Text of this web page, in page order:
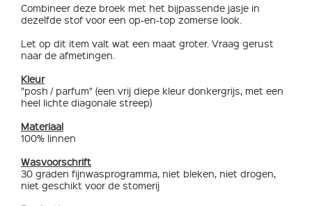
Combineer deze broek met het bijpassende jasje in
dezelfde stof voor een op-en-top zomerse look.
Let op dit item valt wat een maat groter. Vraag gerust
naar de afmetingen.
Kleur
"posh / parfum" (een vrij diepe kleur donkergrijs, met een
heel lichte diagonale streep)
Materiaal
100% linnen
Wasvoorschrift
30 graden fijnwasprogramma, niet bleken, niet drogen,
niet geschikt voor de stomerij